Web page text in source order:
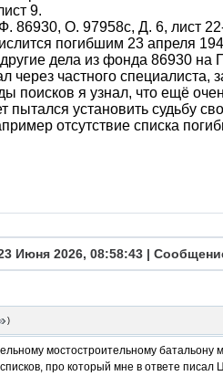
9.
86930, О. 97958с, Д. 6, лист
погибшим 23 апреля
дела из фонда 86930 на
через частного
поисков я узнал, что ещё
пытался установить судьбу
отсутствие списка
Июня 2026, 08:58:43 |
)
мостостроительному батальону
про который мне в ответе